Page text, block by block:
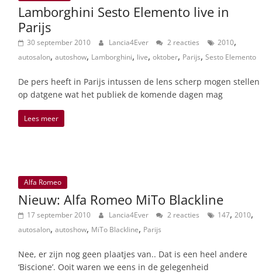
Lamborghini Sesto Elemento live in
Parijs
30 september 2010 Lancia4Ever 2 reacties 2010,
autosalon, autoshow, Lamborghini, live, oktober, Parijs, Sesto Elemento
De pers heeft in Parijs intussen de lens scherp mogen stellen
op datgene wat het publiek de komende dagen mag
Lees meer
Alfa Romeo
Nieuw: Alfa Romeo MiTo Blackline
17 september 2010 Lancia4Ever 2 reacties 147, 2010,
autosalon, autoshow, MiTo Blackline, Parijs
Nee, er zijn nog geen plaatjes van.. Dat is een heel andere
‘Biscione’. Ooit waren we eens in de gelegenheid